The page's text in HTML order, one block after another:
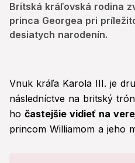
Britská kráľovská rodina
princa Georgea pri
desiatych narodenín.
Vnuk kráľa Karola III. je
následníctve na britský
ho častejšie vidieť na
princom Williamom a jeho